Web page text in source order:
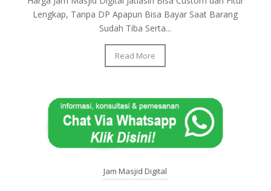
Lengkap, Tanpa DP Apapun Bisa Bayar Saat Barang
Sudah Tiba Serta...
Read More
Jam Masjid Digital